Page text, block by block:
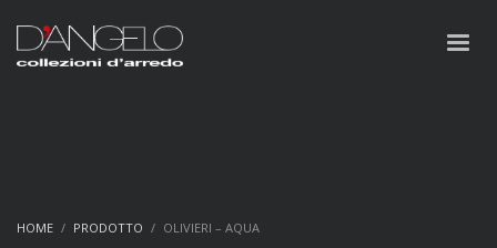
HOME PRODOTTO OLIVIERI – AQUA